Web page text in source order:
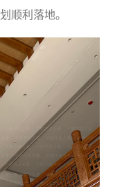
顺利落地。